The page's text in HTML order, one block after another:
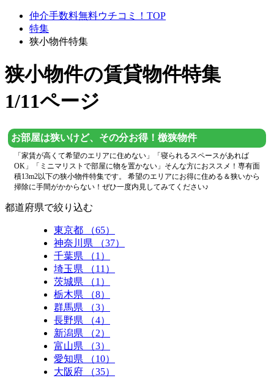
仲介手数料無料ウチコミ！TOP
特集
狭小物件特集
狭小物件の賃貸物件特集
1/11ページ
お部屋は狭いけど、その分お得！檄狭物件
「家賃が高くて希望のエリアに住めない」「寝られるスペースがあれば
OK」「ミニマリストで部屋に物を置かない」そんな方におススメ！専有面
積13m2以下の狭小物件特集です。 希望のエリアにお得に住める＆狭いから
掃除に手間がかからない！ぜひ一度内見してみてください♪
都道府県で絞り込む
東京都 （65）
神奈川県 （37）
千葉県 （1）
埼玉県 （11）
茨城県 （1）
栃木県 （8）
群馬県 （3）
長野県 （4）
新潟県 （2）
富山県 （3）
愛知県 （10）
大阪府 （35）